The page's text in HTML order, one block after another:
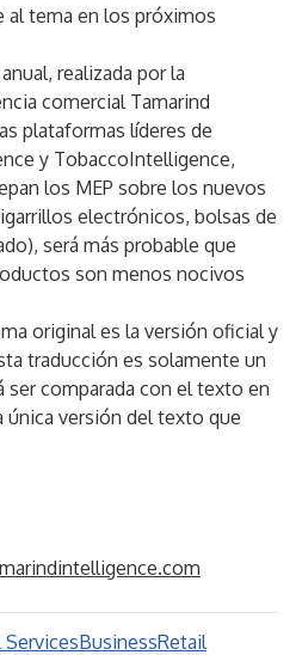
tema en los próximos
realizada por la
comercial Tamarind
plataformas líderes de
y TobaccoIntelligence,
los MEP sobre los nuevos
electrónicos, bolsas de
será más probable que
son menos nocivos
original es la versión oficial y
traducción es solamente un
ser comparada con el texto en
única versión del texto que
BusinessRetail